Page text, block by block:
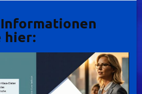
hier: